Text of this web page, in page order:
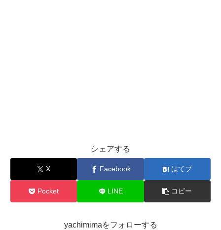
シェアする
X Facebook はてブ
Pocket LINE コピー
yachimimaをフォローする